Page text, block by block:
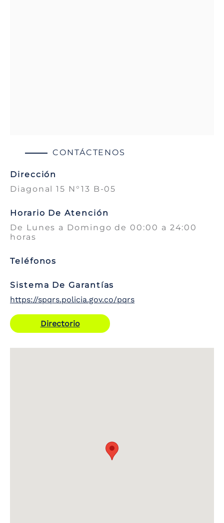
CONTÁCTENOS
Dirección
Diagonal 15 N°13 B-05
Horario De Atención
De Lunes a Domingo de 00:00 a 24:00
horas
Teléfonos
Sistema De Garantías
https://spqrs.policia.gov.co/pqrs
Directorio